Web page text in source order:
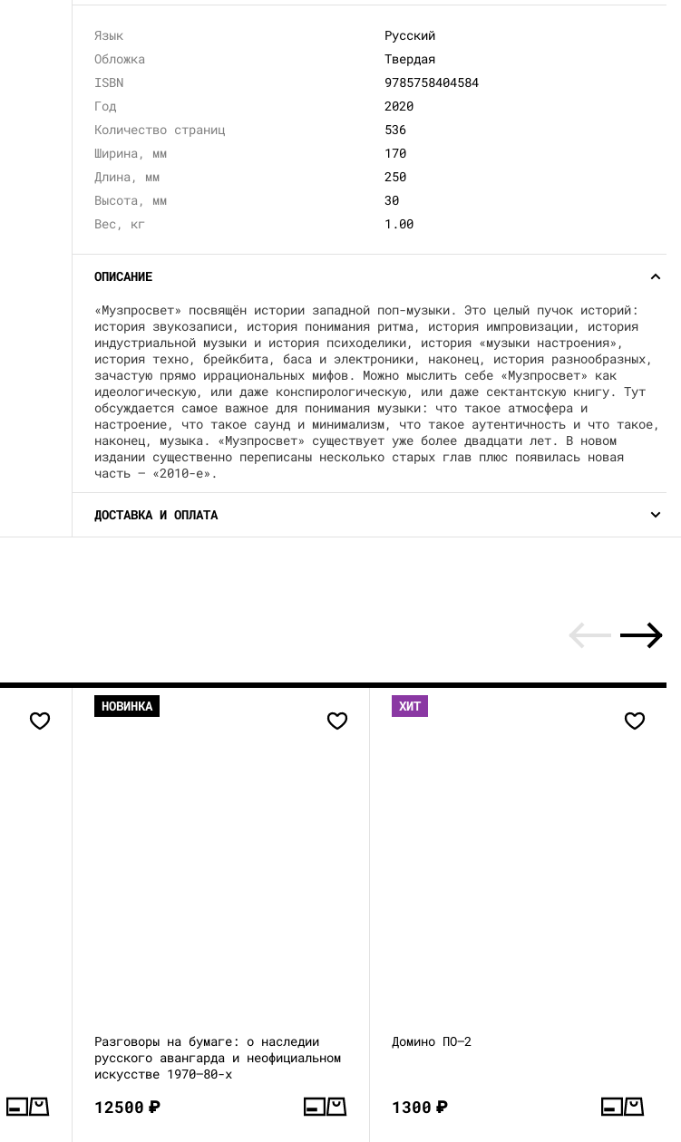
Язык
Русский
Обложка
Твердая
ISBN
9785758404584
Год
2020
Количество страниц
536
Ширина, мм
170
Длина, мм
250
Высота, мм
30
Вес, кг
1.00
ОПИСАНИЕ
«Музпросвет» посвящён истории западной поп-музыки. Это целый пучок историй:
история звукозаписи, история понимания ритма, история импровизации, история
индустриальной музыки и история психоделики, история «музыки настроения»,
история техно, брейкбита, баса и электроники, наконец, история разнообразных,
зачастую прямо иррациональных мифов. Можно мыслить себе «Музпросвет» как
идеологическую, или даже конспирологическую, или даже сектантскую книгу. Тут
обсуждается самое важное для понимания музыки: что такое атмосфера и
настроение, что такое саунд и минимализм, что такое аутентичность и что такое,
наконец, музыка. «Музпросвет» существует уже более двадцати лет. В новом
издании существенно переписаны несколько старых глав плюс появилась новая
часть — «2010-е».
ДОСТАВКА И ОПЛАТА
НОВИНКА
Разговоры на бумаге: о наследии
русского авангарда и неофициальном
искусстве 1970–80-х
12500₽
ХИТ
Домино ПО—2
1300₽